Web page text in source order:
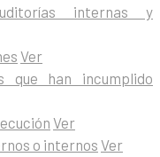
internas y
Ver
que han incumplido
Ver
o internos Ver